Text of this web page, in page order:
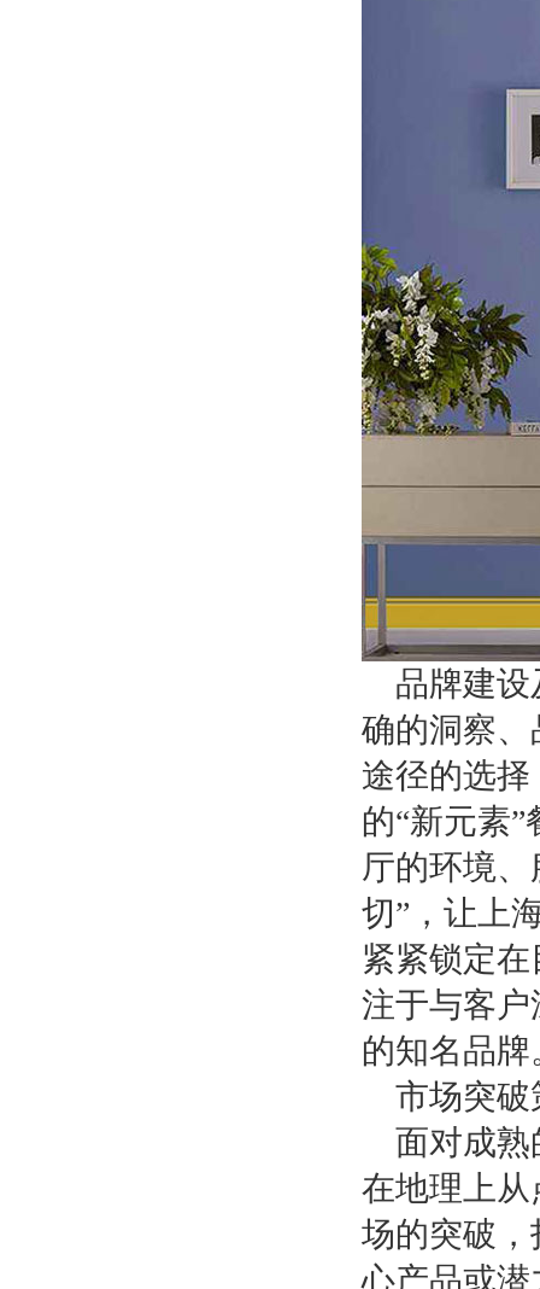
品牌建
确的洞察
途径的选
的“新元素
厅的环境
切”，让上
紧紧锁定
注于与客
的知名品牌
市场突破
面对成熟
在地理上
场的突破
心产品或